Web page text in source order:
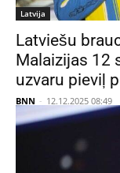
Latvija
Latviešu
Malaizijas 12
uzvaru pieviļ
BNN - 12.12.2025 08:49